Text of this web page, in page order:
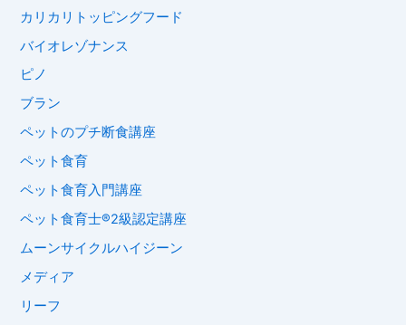
カリカリトッピングフード
バイオレゾナンス
ピノ
ブラン
ペットのプチ断食講座
ペット食育
ペット食育入門講座
ペット食育士®︎2級認定講座
ムーンサイクルハイジーン
メディア
リーフ